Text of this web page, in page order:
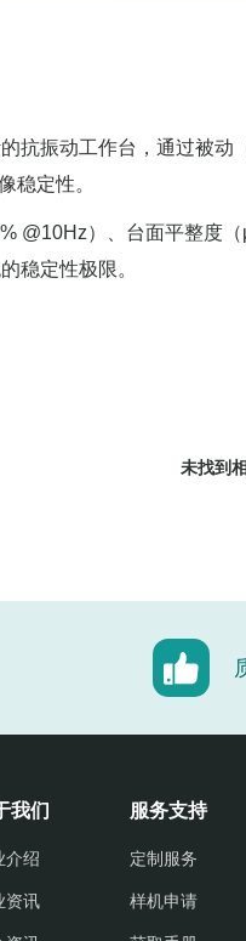
抗振动工作台，通过被
稳定性。
@10Hz）、台面平整度
稳定性极限。
未找到
我们
介绍
资讯
服务支持
定制服务
样机申请